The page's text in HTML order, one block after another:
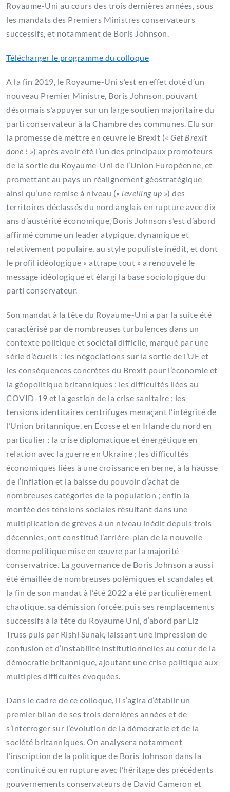
Royaume-Uni au cours des trois dernières années, sous
les mandats des Premiers Ministres conservateurs
successifs, et notamment de Boris Johnson.
Télécharger le programme du colloque
A la fin 2019, le Royaume-Uni s’est en effet doté d’un
nouveau Premier Ministre, Boris Johnson, pouvant
désormais s’appuyer sur un large soutien majoritaire du
parti conservateur à la Chambre des communes. Elu sur
la promesse de mettre en œuvre le Brexit (« Get Brexit
done ! ») après avoir été l’un des principaux promoteurs
de la sortie du Royaume-Uni de l’Union Européenne, et
promettant au pays un réalignement géostratégique
ainsi qu’une remise à niveau (« levelling up ») des
territoires déclassés du nord anglais en rupture avec dix
ans d’austérité économique, Boris Johnson s’est d’abord
affirmé comme un leader atypique, dynamique et
relativement populaire, au style populiste inédit, et dont
le profil idéologique « attrape tout » a renouvelé le
message idéologique et élargi la base sociologique du
parti conservateur.
Son mandat à la tête du Royaume-Uni a par la suite été
caractérisé par de nombreuses turbulences dans un
contexte politique et sociétal difficile, marqué par une
série d’écueils : les négociations sur la sortie de l’UE et
les conséquences concrètes du Brexit pour l’économie et
la géopolitique britanniques ; les difficultés liées au
COVID-19 et la gestion de la crise sanitaire ; les
tensions identitaires centrifuges menaçant l’intégrité de
l’Union britannique, en Ecosse et en Irlande du nord en
particulier ; la crise diplomatique et énergétique en
relation avec la guerre en Ukraine ; les difficultés
économiques liées à une croissance en berne, à la hausse
de l’inflation et la baisse du pouvoir d’achat de
nombreuses catégories de la population ; enfin la
montée des tensions sociales résultant dans une
multiplication de grèves à un niveau inédit depuis trois
décennies, ont constitué l’arrière-plan de la nouvelle
donne politique mise en œuvre par la majorité
conservatrice. La gouvernance de Boris Johnson a aussi
été émaillée de nombreuses polémiques et scandales et
la fin de son mandat à l’été 2022 a été particulièrement
chaotique, sa démission forcée, puis ses remplacements
successifs à la tête du Royaume Uni, d’abord par Liz
Truss puis par Rishi Sunak, laissant une impression de
confusion et d’instabilité institutionnelles au cœur de la
démocratie britannique, ajoutant une crise politique aux
multiples difficultés évoquées.
Dans le cadre de ce colloque, il s’agira d’établir un
premier bilan de ses trois dernières années et de
s’interroger sur l’évolution de la démocratie et de la
société britanniques. On analysera notamment
l’inscription de la politique de Boris Johnson dans la
continuité ou en rupture avec l’héritage des précédents
gouvernements conservateurs de David Cameron et